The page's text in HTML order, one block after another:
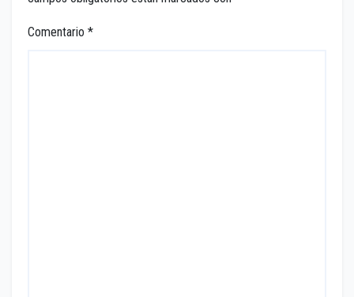
Comentario *